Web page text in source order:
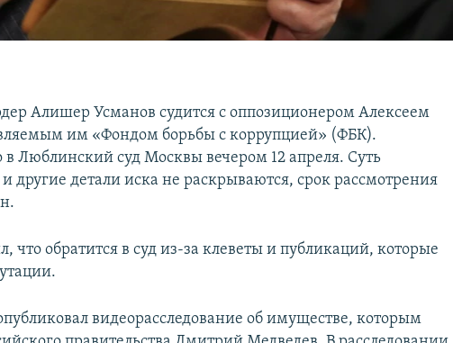
Алишер Усманов судится с оппозиционером Алексеем
им «Фондом борьбы с коррупцией» (ФБК).
в Люблинский суд Москвы вечером 12 апреля. Суть
другие детали иска не раскрываются, срок рассмотрения
что обратится в суд из-за клеветы и публикаций, которые
видеорасследование об имуществе, которым